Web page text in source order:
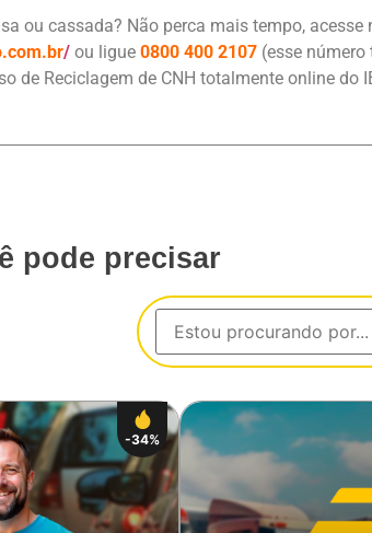
ou cassada? Não perca mais tempo, acesse
/ ou ligue 0800 400 2107 (esse
de Reciclagem de CNH totalmente online do
pode precisar
-34%